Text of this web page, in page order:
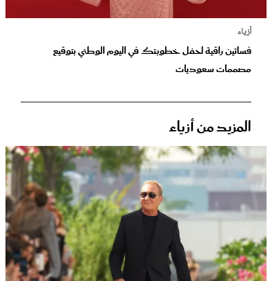
أزياء
فساتين راقية لحفل خطوبتك في اليوم الوطني بتوقيع
مصممات سعوديات
المزيد من أزياء